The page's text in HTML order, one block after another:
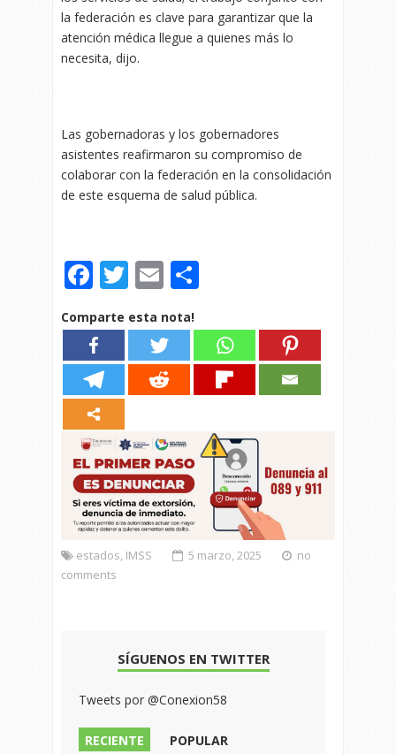
la federación es clave para garantizar que la
atención médica llegue a quienes más lo
necesita, dijo.
Las gobernadoras y los gobernadores
asistentes reafirmaron su compromiso de
colaborar con la federación en la consolidación
de este esquema de salud pública.
Facebook
Twitter
Email
Comparte esta nota!
estados, IMSS 5 marzo, 2025
no
comments
SÍGUENOS EN TWITTER
Tweets por @Conexion58
RECIENTE
POPULAR